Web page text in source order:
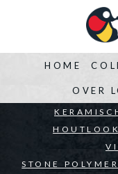
HOME
BEDRIJVEN
STONE
OVER